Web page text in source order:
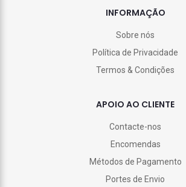
INFORMAÇÃO
Sobre nós
Política de Privacidade
Termos & Condições
APOIO AO CLIENTE
Contacte-nos
Encomendas
Métodos de Pagamento
Portes de Envio